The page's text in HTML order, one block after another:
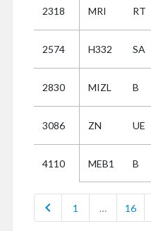
2318 MRI RT
2574 H332 SA
2830 MIZL B
3086 ZN UE
4110 MEB1 B
chevron_left 1 … 16